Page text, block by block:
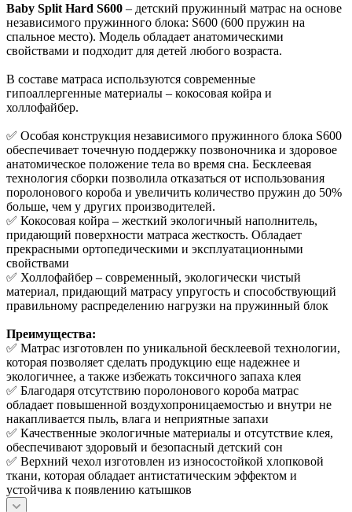
Baby Split Hard S600 – детский пружинный матрас на основе
независимого пружинного блока: S600 (600 пружин на
спальное место). Модель обладает анатомическими
свойствами и подходит для детей любого возраста.
В составе матраса используются современные
гипоаллергенные материалы – кокосовая койра и
холлофайбер.
✅ Особая конструкция независимого пружинного блока S600
обеспечивает точечную поддержку позвоночника и здоровое
анатомическое положение тела во время сна. Бесклеевая
технология сборки позволила отказаться от использования
поролонового короба и увеличить количество пружин до 50%
больше, чем у других производителей.
✅ Кокосовая койра – жесткий экологичный наполнитель,
придающий поверхности матраса жесткость. Обладает
прекрасными ортопедическими и эксплуатационными
свойствами
✅ Холлофайбер – современный, экологически чистый
материал, придающий матрасу упругость и способствующий
правильному распределению нагрузки на пружинный блок
Преимущества:
✅ Матрас изготовлен по уникальной бесклеевой технологии,
которая позволяет сделать продукцию еще надежнее и
экологичнее, а также избежать токсичного запаха клея
✅ Благодаря отсутствию поролонового короба матрас
обладает повышенной воздухопроницаемостью и внутри не
накапливается пыль, влага и неприятные запахи
✅ Качественные экологичные материалы и отсутствие клея,
обеспечивают здоровый и безопасный детский сон
✅ Верхний чехол изготовлен из износостойкой хлопковой
ткани, которая обладает антистатическим эффектом и
устойчива к появлению катышков